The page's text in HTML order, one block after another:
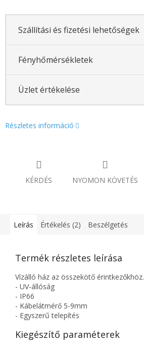
Szállítási és fizetési lehetőségek
Fényhőmérsékletek
Üzlet értékelése
Részletes információ
KÉRDÉS NYOMON KÖVETÉS
Leírás Értékelés (2) Beszélgetés
Termék részletes leírása
Vízálló ház az összekötő érintkezőkhöz.
- UV-állóság
- IP66
- Kábelátmérő 5-9mm
- Egyszerű telepítés
Kiegészítő paraméterek